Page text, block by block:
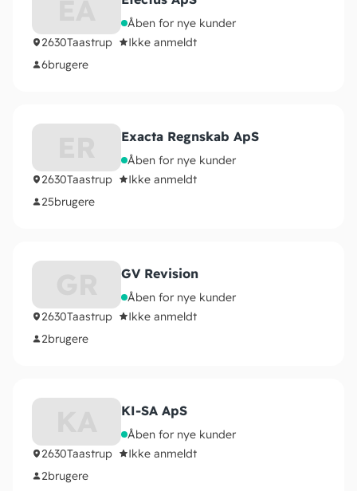
Åben for nye kunder
2630Taastrup
Ikke anmeldt
6brugere
Exacta Regnskab ApS
Åben for nye kunder
2630Taastrup
Ikke anmeldt
25brugere
GV Revision
Åben for nye kunder
2630Taastrup
Ikke anmeldt
2brugere
KI-SA ApS
Åben for nye kunder
2630Taastrup
Ikke anmeldt
2brugere